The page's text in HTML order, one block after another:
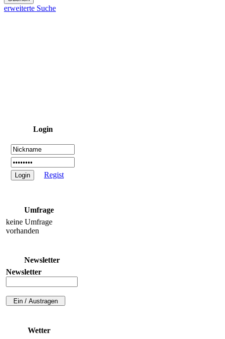
erweiterte Suche
Login
Regist
Umfrage
keine Umfrage
vorhanden
Newsletter
Newsletter
Wetter